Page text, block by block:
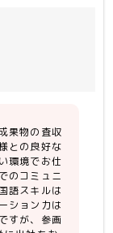
対応の他
作業、問合
総合環境
バッ
FFFTP、
ニケーショ
スキルは考
と若干有利
果物の査収
との良好な
環境でお仕
のコミュニ
語スキルは
ション力は
すが、参画